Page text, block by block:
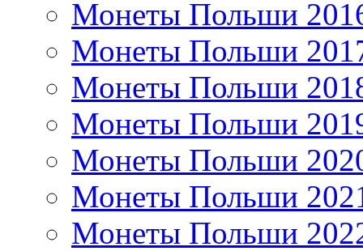
Монеты Польши
Монеты Польши
Монеты Польши
Монеты Польши
Монеты Польши
Монеты Польши
Монеты Польши